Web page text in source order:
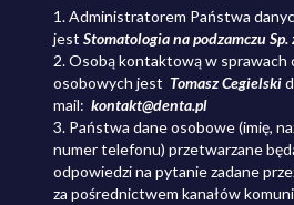
1. Administratorem Państwa
jestStomatologia na podzamczu Sp.
2. Osobą kontaktową w sprawach
osobowych jest Tomasz Cegielski
mail: kontakt@denta.pl
3. Państwa dane osobowe (imię,
numer telefonu) przetwarzane
odpowiedzi na pytanie zadane
za pośrednictwem kanałów